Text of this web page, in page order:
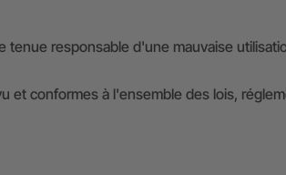
responsable d'une mauvaise
et conformes à l'ensemble des lois,